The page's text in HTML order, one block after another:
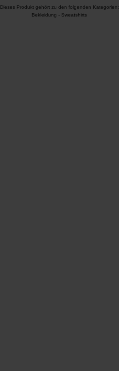
Dieses Produkt gehört zu den folgenden Kategorien:
Bekleidung - Sweatshirts